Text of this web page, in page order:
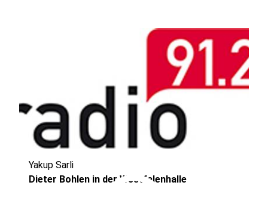
Yakup Sarli
Dieter Bohlen in der Westfalenhalle